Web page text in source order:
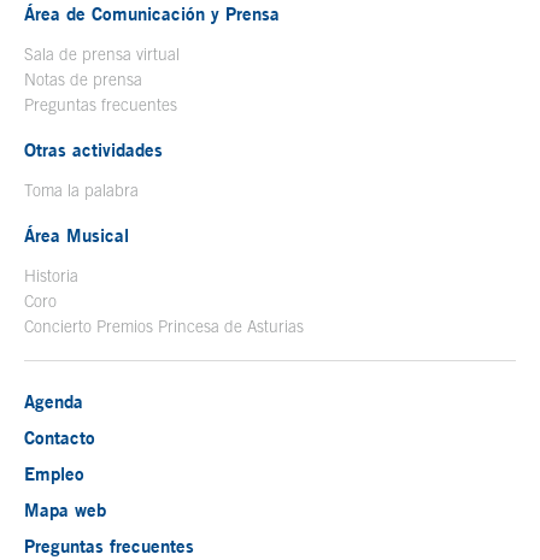
Área de Comunicación y Prensa
Sala de prensa virtual
Notas de prensa
Preguntas frecuentes
Otras actividades
Toma la palabra
Área Musical
Historia
Coro
Concierto Premios Princesa de Asturias
Agenda
Contacto
Empleo
Mapa web
Preguntas frecuentes